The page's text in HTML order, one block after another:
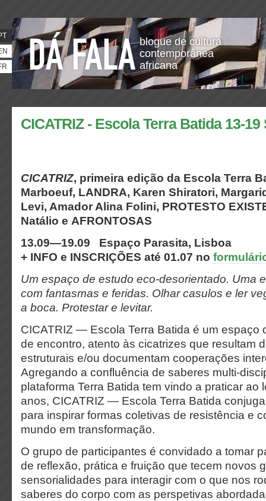
blogue de cultura
contemporânea
africana
CICATRIZ - Escola Terra Batida 13-19
CICATRIZ, primeira edição da Escola Terra
Marboeuf, LANDRA, Karen Shiratori,
Levi, Amador Alina Folini, PROTESTO
Natálio e AFRONTOSAS
13.09—19.09 Espaço Parasita, Lisboa
+ INFO e INSCRIÇÕES até 01.07 no
Um espaço de estudo eco-desorientado. Uma
com fantasmas e feridas. Olhar casulos e ler
a boca. Protestar e levitar.
CICATRIZ — Escola Terra Batida é um espaço
de encontro, atento às cicatrizes que resultam
estruturais e/ou documentam cooperações
Agregando a confluência de saberes multi-
plataforma Terra Batida tem vindo a praticar ao
anos, CICATRIZ — Escola Terra Batida
para inspirar formas coletivas de resistência e
mundo em transformação.
O grupo de participantes é convidado a tomar
de reflexão, prática e fruição que tecem novos
sensorialidades para interagir com o que nos
saberes do corpo com as perspetivas